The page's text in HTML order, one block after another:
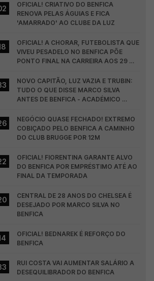
OFICIAL! CRIATIVO DO BENFICA
RENOVA PELAS ÁGUIAS E FICA
'AMARRADO' AO CLUBE DA LUZ
OFICIAL! A CHORAR, FUTEBOLISTA QUE
VIVEU PESADELO NO BENFICA PÕE
PONTO FINAL NA CARREIRA AOS 29
NOVO CAPITÃO, LUZ VAZIA E TRUBIN:
TUDO O QUE DISSE MARCO SILVA
ANTES DE BENFICA - ACADÉMICO
NEGÓCIO QUASE FECHADO! EXTREMO
COBIÇADO PELO BENFICA A CAMINHO
DO CLUB BRUGGE POR 12M
OFICIAL! FIORENTINA GARANTE ALVO
DO BENFICA POR EMPRÉSTIMO ATÉ AO
FINAL DA TEMPORADA
CENTRAL DE 28 ANOS DO CHELSEA É
DESEJADO POR MARCO SILVA NO
BENFICA
OFICIAL! BEDNAREK É REFORÇO DO
BENFICA
RUI COSTA VAI AUMENTAR SALÁRIO A
DESEQUILIBRADOR DO BENFICA